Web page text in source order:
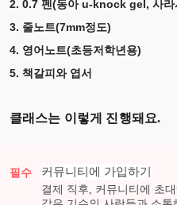
2. 0.7 펜(동아 u-knock gel, 사라
3. 줄노트(7mm정도)
4. 영어노트(초등저학년용)
5. 책갈피와 엽서
클래스는 이렇게 진행돼요.
필수 커뮤니티에 가입하기
결제 직후, 커뮤니티에 초